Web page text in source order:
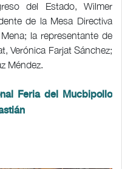
del Estado, Wilmer
de la Mesa Directiva
la representante de
Verónica Farjat Sánchez;
Méndez.
Feria del Mucbipollo